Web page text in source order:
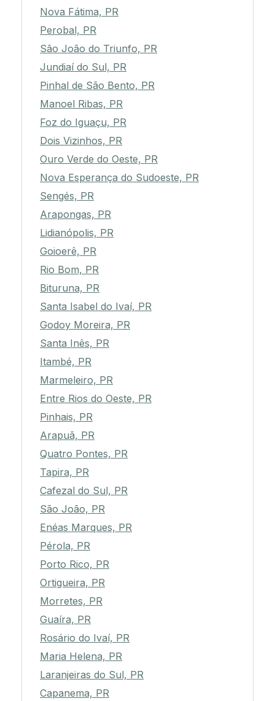
Nova Fátima, PR
Perobal, PR
São João do Triunfo, PR
Jundiaí do Sul, PR
Pinhal de São Bento, PR
Manoel Ribas, PR
Foz do Iguaçu, PR
Dois Vizinhos, PR
Ouro Verde do Oeste, PR
Nova Esperança do Sudoeste, PR
Sengés, PR
Arapongas, PR
Lidianópolis, PR
Goioerê, PR
Rio Bom, PR
Bituruna, PR
Santa Isabel do Ivaí, PR
Godoy Moreira, PR
Santa Inês, PR
Itambé, PR
Marmeleiro, PR
Entre Rios do Oeste, PR
Pinhais, PR
Arapuã, PR
Quatro Pontes, PR
Tapira, PR
Cafezal do Sul, PR
São João, PR
Enéas Marques, PR
Pérola, PR
Porto Rico, PR
Ortigueira, PR
Morretes, PR
Guaíra, PR
Rosário do Ivaí, PR
Maria Helena, PR
Laranjeiras do Sul, PR
Capanema, PR